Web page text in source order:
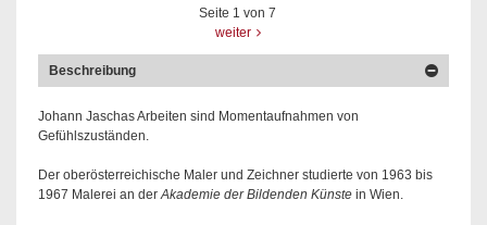
Seite 1 von 7
weiter
Beschreibung
Johann Jaschas Arbeiten sind Momentaufnahmen von
Gefühlszuständen.
Der oberösterreichische Maler und Zeichner studierte von 1963 bis
1967 Malerei an derAkademie der Bildenden Künste in Wien.